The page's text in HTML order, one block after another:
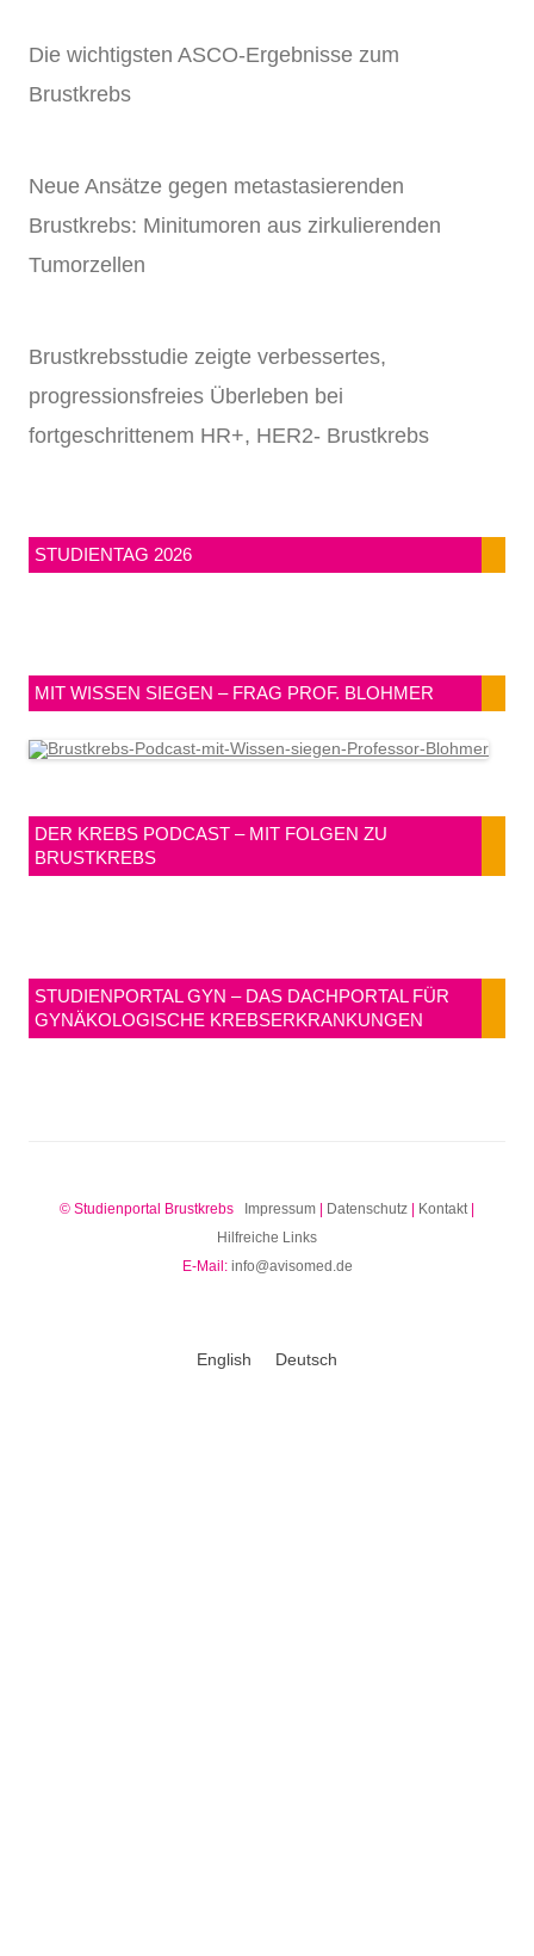
Die wichtigsten ASCO-Ergebnisse zum
Brustkrebs
Neue Ansätze gegen metastasierenden
Brustkrebs: Minitumoren aus zirkulierenden
Tumorzellen
Brustkrebsstudie zeigte verbessertes,
progressionsfreies Überleben bei
fortgeschrittenem HR+, HER2- Brustkrebs
STUDIENTAG 2026
MIT WISSEN SIEGEN – FRAG PROF. BLOHMER
DER KREBS PODCAST – MIT FOLGEN ZU
BRUSTKREBS
STUDIENPORTAL GYN – DAS DACHPORTAL FÜR
GYNÄKOLOGISCHE KREBSERKRANKUNGEN
© Studienportal Brustkrebs Impressum Datenschutz Kontakt|
Hilfreiche Links
E-Mail: info@avisomed.de
English Deutsch